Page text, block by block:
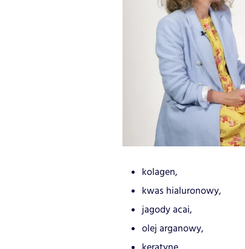
kolagen,
kwas hialuronowy,
jagody acai,
olej arganowy,